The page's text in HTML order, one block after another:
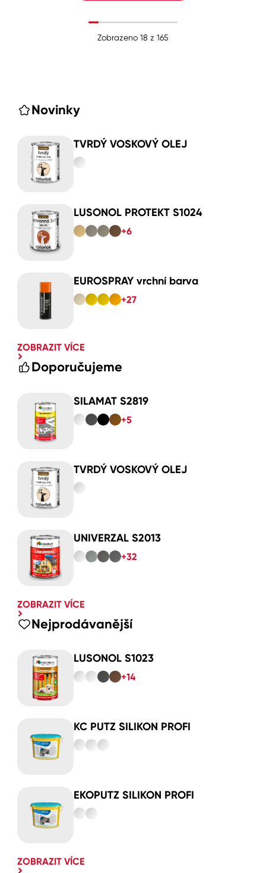
Zobrazeno 18 z 165
Novinky
TVRDÝ VOSKOVÝ OLEJ
LUSONOL PROTEKT S1024
+6
EUROSPRAY vrchní barva
+27
ZOBRAZIT VÍCE
Doporučujeme
SILAMAT S2819
+5
TVRDÝ VOSKOVÝ OLEJ
UNIVERZAL S2013
+32
ZOBRAZIT VÍCE
Nejprodávanější
LUSONOL S1023
+14
KC PUTZ SILIKON PROFI
EKOPUTZ SILIKON PROFI
ZOBRAZIT VÍCE